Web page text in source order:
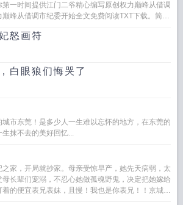
一时间提供江门二爷精心编写原创权力巅峰从借调
峰从借调市纪委开始全文免费阅读TXT下载。简介
怒画符
白眼狼们悔哭了
市东莞！是多少人一生难以忘怀的地方，在东莞的
抹不去的美好回忆...
家，开局就抄家。母亲受惊早产，她先天病弱，太
长辈们宠溺，不忍心她做孤魂野鬼，决定把她嫁给
的便宜表兄表妹，且慢！我也是你表兄！！京城第